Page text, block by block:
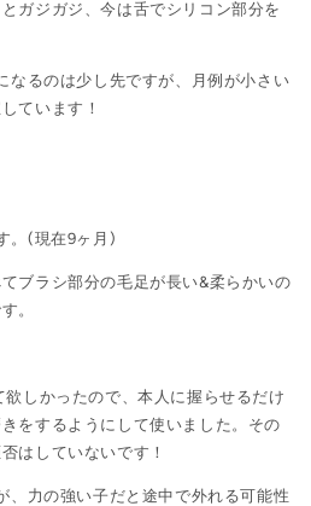
ガジガジ、今は舌でシリコン部分を
なるのは少し先ですが、月例が小さい
ています！
。(現在9ヶ月)
ブラシ部分の毛足が長い&柔らかいの
。
しかったので、本人に握らせるだけ
をするようにして使いました。その
はしていないです！
、力の強い子だと途中で外れる可能性